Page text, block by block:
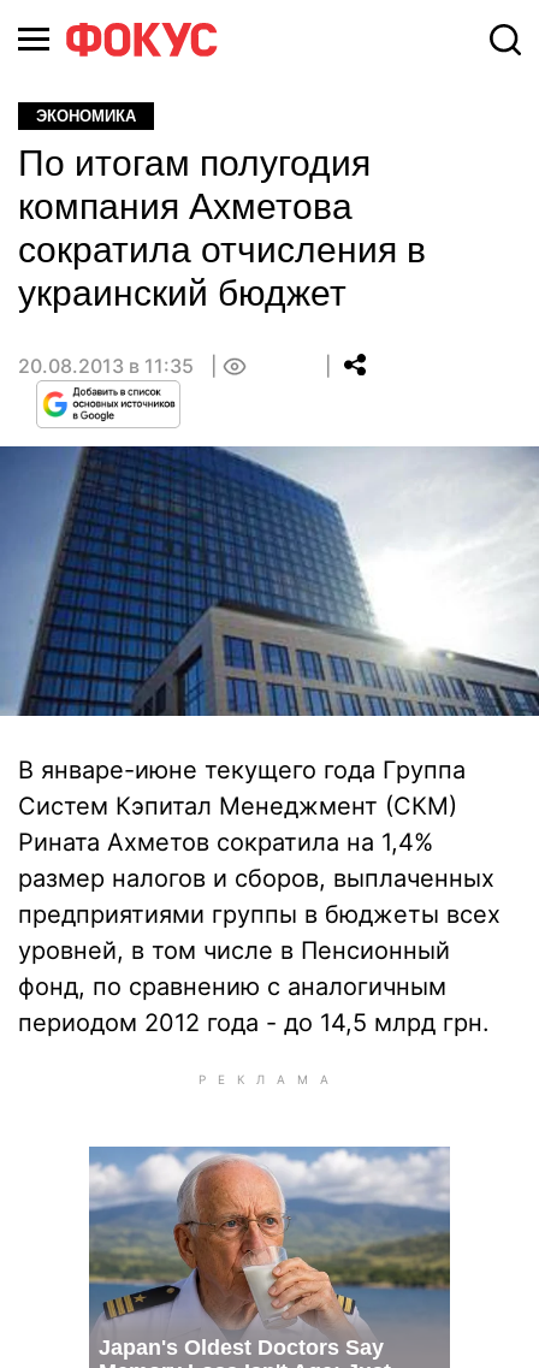
ЭКОНОМИКА
По итогам полугодия
компания Ахметова
сократила отчисления в
украинский бюджет
20.08.2013 в 11:35
В январе-июне текущего года Группа
Систем Кэпитал Менеджмент (СКМ)
Рината Ахметов сократила на 1,4%
размер налогов и сборов, выплаченных
предприятиями группы в бюджеты всех
уровней, в том числе в Пенсионный
фонд, по сравнению с аналогичным
периодом 2012 года - до 14,5 млрд грн.